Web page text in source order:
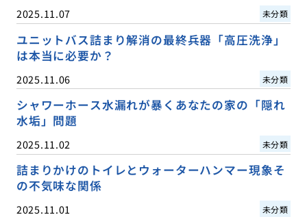
2025.11.07 未分類
ユニットバス詰まり解消の最終兵器「高圧洗浄」
は本当に必要か？
2025.11.06 未分類
シャワーホース水漏れが暴くあなたの家の「隠れ
水垢」問題
2025.11.02 未分類
詰まりかけのトイレとウォーターハンマー現象そ
の不気味な関係
2025.11.01 未分類